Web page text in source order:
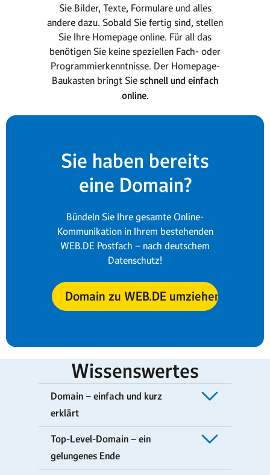
Sie Bilder, Texte, Formulare und alles
andere dazu. Sobald Sie fertig sind, stellen
Sie Ihre Homepage online. Für all das
benötigen Sie keine speziellen Fach- oder
Programmierkenntnisse. Der Homepage-
Baukasten bringt Sie schnell und einfach
online.
Sie haben bereits
eine Domain?
Bündeln Sie Ihre gesamte Online-
Kommunikation in Ihrem bestehenden
WEB.DE Postfach – nach deutschem
Datenschutz!
Domain zu WEB.DE umziehen
Wissenswertes
Domain – einfach und kurz
erklärt
Top-Level-Domain – ein
gelungenes Ende